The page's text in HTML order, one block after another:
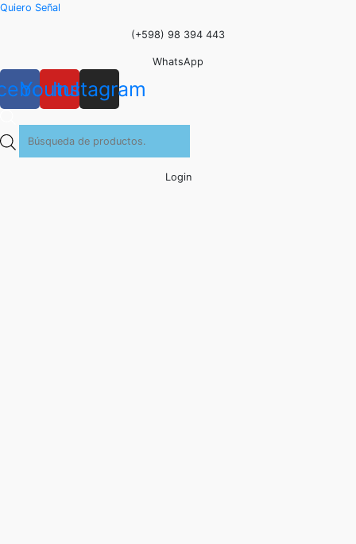
Quiero Señal
(+598) 98 394 443
WhatsApp
Youtube
Instagram
de
Login